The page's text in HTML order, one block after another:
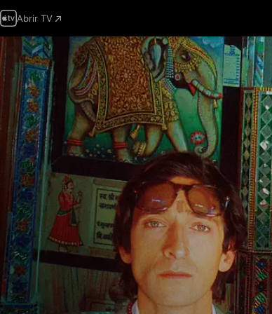
Abrir TV